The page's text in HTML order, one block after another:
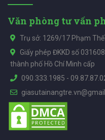
Văn phòng tư vấn
Trụ sở: 1269/17 Phạm
Giấy phép ĐKKD số
thành phố Hồ Chí Minh cấp
090.333.1985 -